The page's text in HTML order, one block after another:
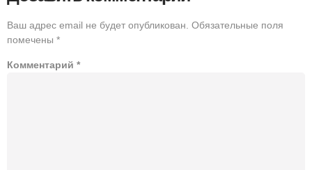
Ваш адрес email не будет опубликован. Обязательные поля
помечены *
Комментарий *